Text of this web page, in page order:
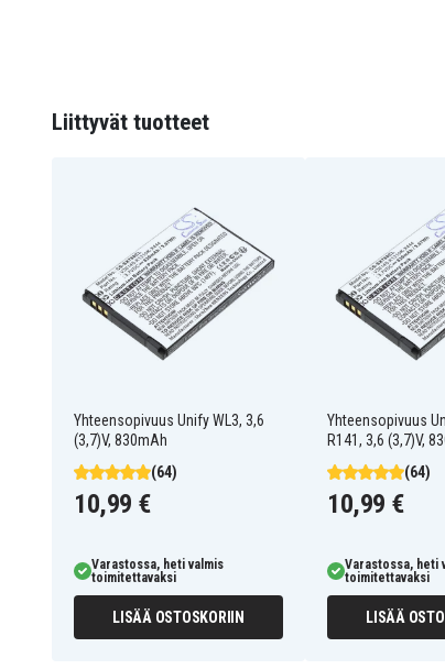
B9670MC
A1FXCPU
A1S
A2S
AnS
MR-J2
Q
RH-5AH
RH-10AH
RH-15AH
RP-3AH
RP-5AH
RV-1A
RV-2AJ
Liittyvät tuotteet
Yhteensopivuus Unify WL3, 3,6
(3,7)V, 830mAh
(64)
10,99 €
Varastossa, heti valmis
toimitettavaksi
LISÄÄ OSTOSKORIIN
Yhteensopivuus
R141, 3,6 (3,7)V,
(64)
10,99 €
Varastossa, heti
toimitettavaksi
LISÄÄ